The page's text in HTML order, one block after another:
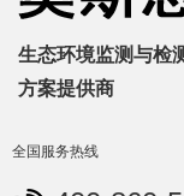
生态环境监测与检
方案提供商
全国服务热线